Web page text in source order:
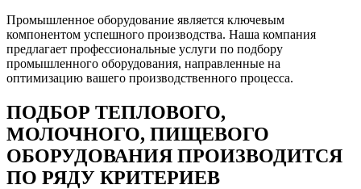
Промышленное оборудование является ключевым
компонентом успешного производства. Наша компания
предлагает профессиональные услуги по подбору
промышленного оборудования, направленные на
оптимизацию вашего производственного процесса.
ПОДБОР ТЕПЛОВОГО,
МОЛОЧНОГО, ПИЩЕВОГО
ОБОРУДОВАНИЯ ПРОИЗВОДИТСЯ
ПО РЯДУ КРИТЕРИЕВ